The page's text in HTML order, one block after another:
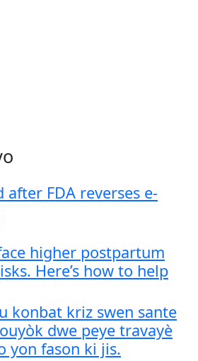
after FDA reverses e-
higher postpartum
Here’s how to help
konbat kriz swen sante
dwe peye travayè
yon fason ki jis.